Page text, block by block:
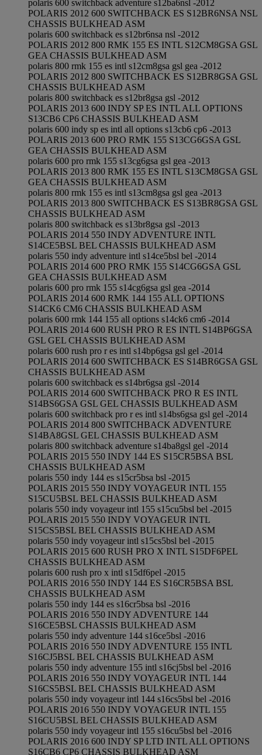
polaris 600 switchback adventure s12ba6nsl -2012
POLARIS 2012 600 SWITCHBACK ES S12BR6NSA NSL
CHASSIS BULKHEAD ASM
polaris 600 switchback es s12br6nsa nsl -2012
POLARIS 2012 800 RMK 155 ES INTL S12CM8GSA GSL
GEA CHASSIS BULKHEAD ASM
polaris 800 rmk 155 es intl s12cm8gsa gsl gea -2012
POLARIS 2012 800 SWITCHBACK ES S12BR8GSA GSL
CHASSIS BULKHEAD ASM
polaris 800 switchback es s12br8gsa gsl -2012
POLARIS 2013 600 INDY SP ES INTL ALL OPTIONS
S13CB6 CP6 CHASSIS BULKHEAD ASM
polaris 600 indy sp es intl all options s13cb6 cp6 -2013
POLARIS 2013 600 PRO RMK 155 S13CG6GSA GSL
GEA CHASSIS BULKHEAD ASM
polaris 600 pro rmk 155 s13cg6gsa gsl gea -2013
POLARIS 2013 800 RMK 155 ES INTL S13CM8GSA GSL
GEA CHASSIS BULKHEAD ASM
polaris 800 rmk 155 es intl s13cm8gsa gsl gea -2013
POLARIS 2013 800 SWITCHBACK ES S13BR8GSA GSL
CHASSIS BULKHEAD ASM
polaris 800 switchback es s13br8gsa gsl -2013
POLARIS 2014 550 INDY ADVENTURE INTL
S14CE5BSL BEL CHASSIS BULKHEAD ASM
polaris 550 indy adventure intl s14ce5bsl bel -2014
POLARIS 2014 600 PRO RMK 155 S14CG6GSA GSL
GEA CHASSIS BULKHEAD ASM
polaris 600 pro rmk 155 s14cg6gsa gsl gea -2014
POLARIS 2014 600 RMK 144 155 ALL OPTIONS
S14CK6 CM6 CHASSIS BULKHEAD ASM
polaris 600 rmk 144 155 all options s14ck6 cm6 -2014
POLARIS 2014 600 RUSH PRO R ES INTL S14BP6GSA
GSL GEL CHASSIS BULKHEAD ASM
polaris 600 rush pro r es intl s14bp6gsa gsl gel -2014
POLARIS 2014 600 SWITCHBACK ES S14BR6GSA GSL
CHASSIS BULKHEAD ASM
polaris 600 switchback es s14br6gsa gsl -2014
POLARIS 2014 600 SWITCHBACK PRO R ES INTL
S14BS6GSA GSL GEL CHASSIS BULKHEAD ASM
polaris 600 switchback pro r es intl s14bs6gsa gsl gel -2014
POLARIS 2014 800 SWITCHBACK ADVENTURE
S14BA8GSL GEL CHASSIS BULKHEAD ASM
polaris 800 switchback adventure s14ba8gsl gel -2014
POLARIS 2015 550 INDY 144 ES S15CR5BSA BSL
CHASSIS BULKHEAD ASM
polaris 550 indy 144 es s15cr5bsa bsl -2015
POLARIS 2015 550 INDY VOYAGEUR INTL 155
S15CU5BSL BEL CHASSIS BULKHEAD ASM
polaris 550 indy voyageur intl 155 s15cu5bsl bel -2015
POLARIS 2015 550 INDY VOYAGEUR INTL
S15CS5BSL BEL CHASSIS BULKHEAD ASM
polaris 550 indy voyageur intl s15cs5bsl bel -2015
POLARIS 2015 600 RUSH PRO X INTL S15DF6PEL
CHASSIS BULKHEAD ASM
polaris 600 rush pro x intl s15df6pel -2015
POLARIS 2016 550 INDY 144 ES S16CR5BSA BSL
CHASSIS BULKHEAD ASM
polaris 550 indy 144 es s16cr5bsa bsl -2016
POLARIS 2016 550 INDY ADVENTURE 144
S16CE5BSL CHASSIS BULKHEAD ASM
polaris 550 indy adventure 144 s16ce5bsl -2016
POLARIS 2016 550 INDY ADVENTURE 155 INTL
S16CJ5BSL BEL CHASSIS BULKHEAD ASM
polaris 550 indy adventure 155 intl s16cj5bsl bel -2016
POLARIS 2016 550 INDY VOYAGEUR INTL 144
S16CS5BSL BEL CHASSIS BULKHEAD ASM
polaris 550 indy voyageur intl 144 s16cs5bsl bel -2016
POLARIS 2016 550 INDY VOYAGEUR INTL 155
S16CU5BSL BEL CHASSIS BULKHEAD ASM
polaris 550 indy voyageur intl 155 s16cu5bsl bel -2016
POLARIS 2016 600 INDY SP LTD INTL ALL OPTIONS
S16CB6 CP6 CHASSIS BULKHEAD ASM